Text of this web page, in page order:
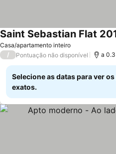
Casa/apartamento inteiro
Ver preços
/ Pontuação não disponível a
Selecione as datas para ver
exatos.